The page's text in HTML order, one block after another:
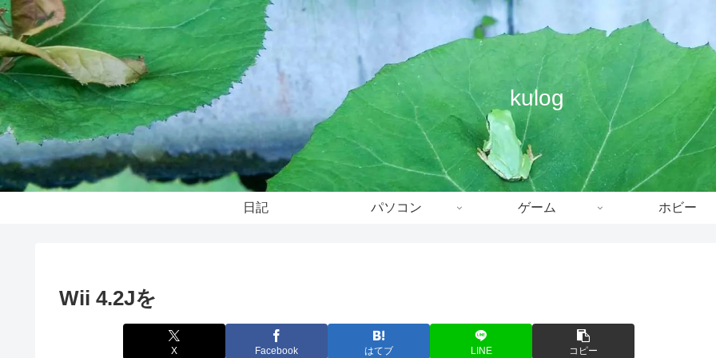
kulog
日記 パソコン ゲーム ホビー
Wii 4.2Jを
X Facebook はてブ LINE コピー